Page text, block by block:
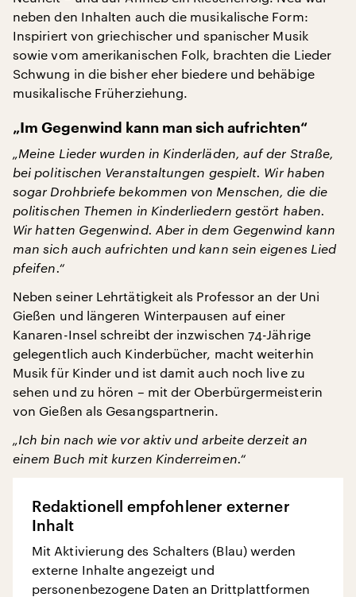
neben den Inhalten auch die musikalische Form:
Inspiriert von griechischer und spanischer Musik
sowie vom amerikanischen Folk, brachten die Lieder
Schwung in die bisher eher biedere und behäbige
musikalische Früherziehung.
„Im Gegenwind kann man sich aufrichten“
„Meine Lieder wurden in Kinderläden, auf der Straße,
bei politischen Veranstaltungen gespielt. Wir haben
sogar Drohbriefe bekommen von Menschen, die die
politischen Themen in Kinderliedern gestört haben.
Wir hatten Gegenwind. Aber in dem Gegenwind kann
man sich auch aufrichten und kann sein eigenes Lied
pfeifen.“
Neben seiner Lehrtätigkeit als Professor an der Uni
Gießen und längeren Winterpausen auf einer
Kanaren-Insel schreibt der inzwischen 74-Jährige
gelegentlich auch Kinderbücher, macht weiterhin
Musik für Kinder und ist damit auch noch live zu
sehen und zu hören – mit der Oberbürgermeisterin
von Gießen als Gesangspartnerin.
„Ich bin nach wie vor aktiv und arbeite derzeit an
einem Buch mit kurzen Kinderreimen.“
Redaktionell empfohlener externer
Inhalt
Mit Aktivierung des Schalters (Blau) werden
externe Inhalte angezeigt und
personenbezogene Daten an Drittplattformen